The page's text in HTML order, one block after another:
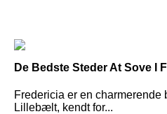
De Bedste Steder At Sove I
Fredericia er en charmerende
Lillebælt, kendt for...